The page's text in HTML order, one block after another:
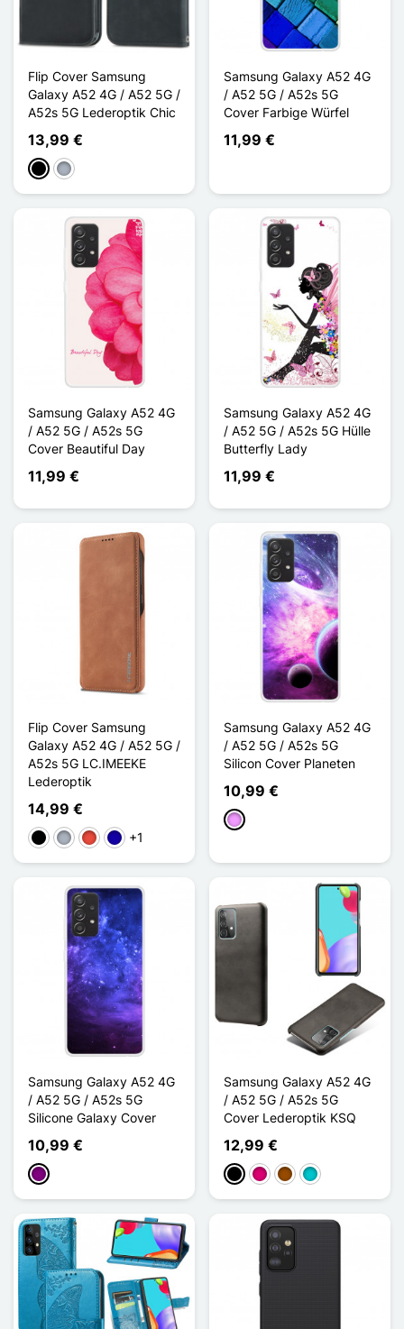
Flip Cover Samsung
Galaxy A52 4G / A52 5G /
A52s 5G Lederoptik Chic
13,99 €
Schwarz
Grau
Samsung Galaxy A52 4G
/ A52 5G / A52s 5G
Cover Farbige Würfel
11,99 €
Samsung Galaxy A52 4G
/ A52 5G / A52s 5G
Cover Beautiful Day
11,99 €
Samsung Galaxy A52 4G
/ A52 5G / A52s 5G Hülle
Butterfly Lady
11,99 €
Flip Cover Samsung
Galaxy A52 4G / A52 5G /
A52s 5G LC.IMEEKE
Lederoptik
14,99 €
Schwarz
GrauRot Dunkelblau
+1
Samsung Galaxy A52 4G
/ A52 5G / A52s 5G
Silicon Cover Planeten
10,99 €
Hellviolett
Samsung Galaxy A52 4G
/ A52 5G / A52s 5G
Silicone Galaxy Cover
10,99 €
Violett
Samsung Galaxy A52 4G
/ A52 5G / A52s 5G
Cover Lederoptik KSQ
12,99 €
SchwarzMagenta
BraunTürkis